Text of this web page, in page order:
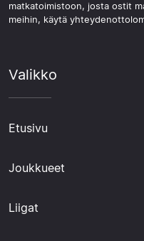
matkatoimistoon, josta ostit
meihin, käytä
Valikko
Etusivu
Joukkueet
Liigat